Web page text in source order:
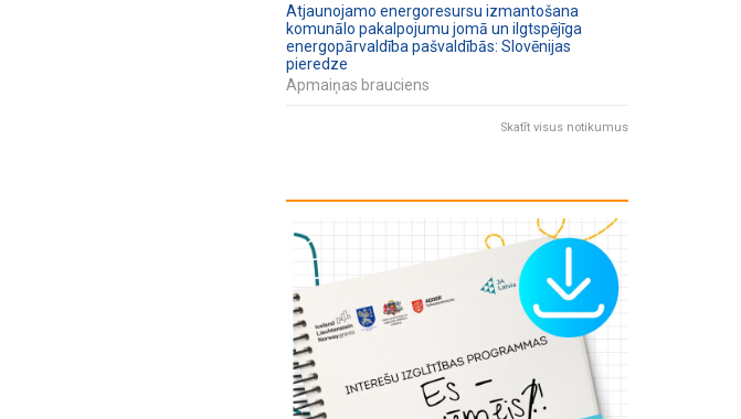
Atjaunojamo energoresursu izmantošana
komunālo pakalpojumu jomā un ilgtspējīga
energopārvaldība pašvaldībās: Slovēnijas
pieredze
Apmaiņas brauciens
Skatīt visus notikumus